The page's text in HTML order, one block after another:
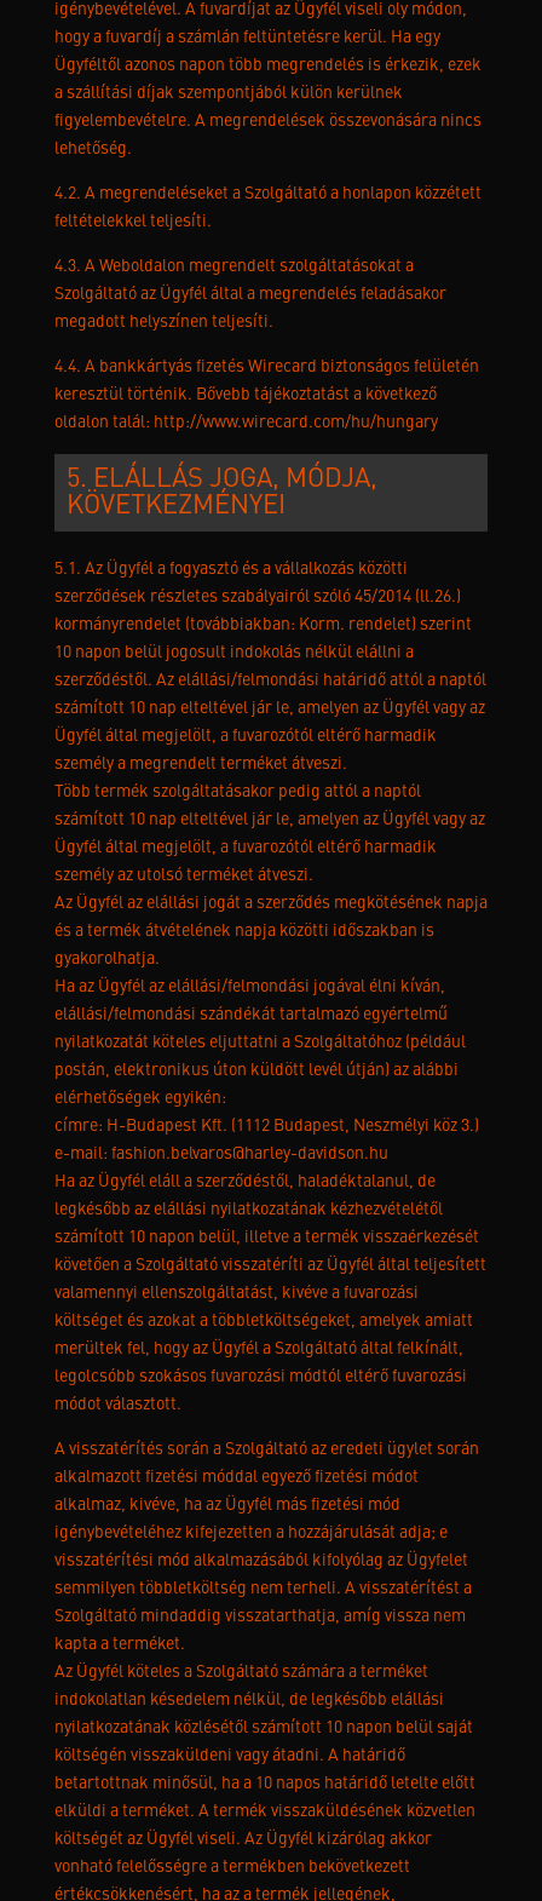
igénybevételével. A fuvardíjat az Ügyfél viseli oly módon,
hogy a fuvardíj a számlán feltüntetésre kerül. Ha egy
Ügyféltől azonos napon több megrendelés is érkezik, ezek
a szállítási díjak szempontjából külön kerülnek
figyelembevételre. A megrendelések összevonására nincs
lehetőség.
4.2. A megrendeléseket a Szolgáltató a honlapon közzétett
feltételekkel teljesíti.
4.3. A Weboldalon megrendelt szolgáltatásokat a
Szolgáltató az Ügyfél által a megrendelés feladásakor
megadott helyszínen teljesíti.
4.4. A bankkártyás fizetés Wirecard biztonságos felületén
keresztül történik. Bővebb tájékoztatást a következő
oldalon talál: http://www.wirecard.com/hu/hungary
5. ELÁLLÁS JOGA, MÓDJA,
KÖVETKEZMÉNYEI
5.1. Az Ügyfél a fogyasztó és a vállalkozás közötti
szerződések részletes szabályairól szóló 45/2014 (ll.26.)
kormányrendelet (továbbiakban: Korm. rendelet) szerint
10 napon belül jogosult indokolás nélkül elállni a
szerződéstől. Az elállási/felmondási határidő attól a naptól
számított 10 nap elteltével jár le, amelyen az Ügyfél vagy az
Ügyfél által megjelölt, a fuvarozótól eltérő harmadik
személy a megrendelt terméket átveszi.
Több termék szolgáltatásakor pedig attól a naptól
számított 10 nap elteltével jár le, amelyen az Ügyfél vagy az
Ügyfél által megjelölt, a fuvarozótól eltérő harmadik
személy az utolsó terméket átveszi.
Az Ügyfél az elállási jogát a szerződés megkötésének napja
és a termék átvételének napja közötti időszakban is
gyakorolhatja.
Ha az Ügyfél az elállási/felmondási jogával élni kíván,
elállási/felmondási szándékát tartalmazó egyértelmű
nyilatkozatát köteles eljuttatni a Szolgáltatóhoz (például
postán, elektronikus úton küldött levél útján) az alábbi
elérhetőségek egyikén:
címre: H-Budapest Kft. (1112 Budapest, Neszmélyi köz 3.)
e-mail: fashion.belvaros@harley-davidson.hu
Ha az Ügyfél eláll a szerződéstől, haladéktalanul, de
legkésőbb az elállási nyilatkozatának kézhezvételétől
számított 10 napon belül, illetve a termék visszaérkezését
követően a Szolgáltató visszatéríti az Ügyfél által teljesített
valamennyi ellenszolgáltatást, kivéve a fuvarozási
költséget és azokat a többletköltségeket, amelyek amiatt
merültek fel, hogy az Ügyfél a Szolgáltató által felkínált,
legolcsóbb szokásos fuvarozási módtól eltérő fuvarozási
módot választott.
A visszatérítés során a Szolgáltató az eredeti ügylet során
alkalmazott fizetési móddal egyező fizetési módot
alkalmaz, kivéve, ha az Ügyfél más fizetési mód
igénybevételéhez kifejezetten a hozzájárulását adja; e
visszatérítési mód alkalmazásából kifolyólag az Ügyfelet
semmilyen többletköltség nem terheli. A visszatérítést a
Szolgáltató mindaddig visszatarthatja, amíg vissza nem
kapta a terméket.
Az Ügyfél köteles a Szolgáltató számára a terméket
indokolatlan késedelem nélkül, de legkésőbb elállási
nyilatkozatának közlésétől számított 10 napon belül saját
költségén visszaküldeni vagy átadni. A határidő
betartottnak minősül, ha a 10 napos határidő letelte előtt
elküldi a terméket. A termék visszaküldésének közvetlen
költségét az Ügyfél viseli. Az Ügyfél kizárólag akkor
vonható felelősségre a termékben bekövetkezett
értékcsökkenésért, ha az a termék jellegének,